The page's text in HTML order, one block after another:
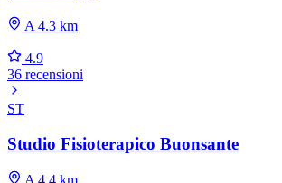
A 4.3 km
4.9
36 recensioni
ST
Studio Fisioterapico Buonsante